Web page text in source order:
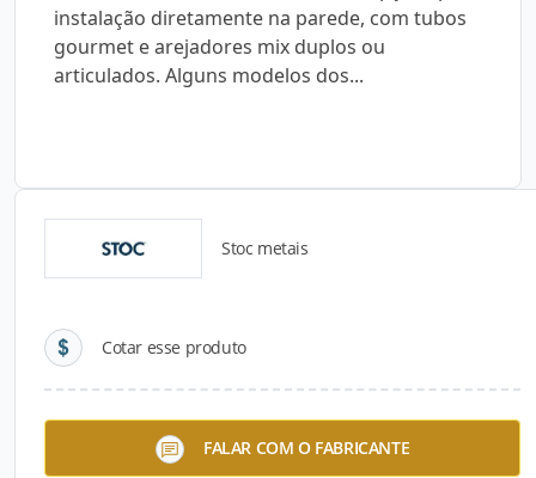
instalação diretamente na parede, com tubos
gourmet e arejadores mix duplos ou
articulados. Alguns modelos dos...
Stoc metais
Cotar esse produto
FALAR COM O FABRICANTE
Detalhes do produto
Descrição do Produto
A linha Torneiras – Bica Móvel Parede, da Stoc
Metais, é composta de torneiras com diversos